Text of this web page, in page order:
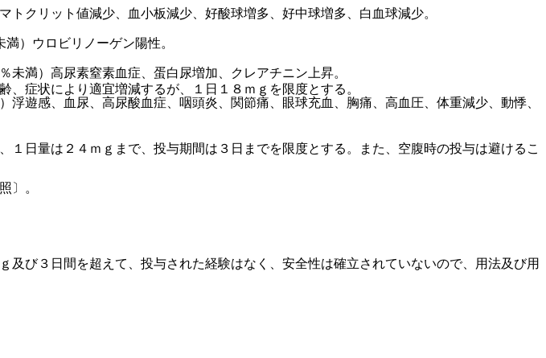
クリット値減少、血小板減少、好酸球増多、好中球増多、白血球減少。
）ウロビリノーゲン陽性。
満）高尿素窒素血症、蛋白尿増加、クレアチニン上昇。
遊感、血尿、高尿酸血症、咽頭炎、関節痛、眼球充血、胸痛、高血圧、体重減少、動悸、
〕。
症状により適宜増減するが、１日１８ｍｇを限度とする。
日量は２４ｍｇまで、投与期間は３日までを限度とする。また、空腹時の投与は避けるこ
び３日間を超えて、投与された経験はなく、安全性は確立されていないので、用法及び用